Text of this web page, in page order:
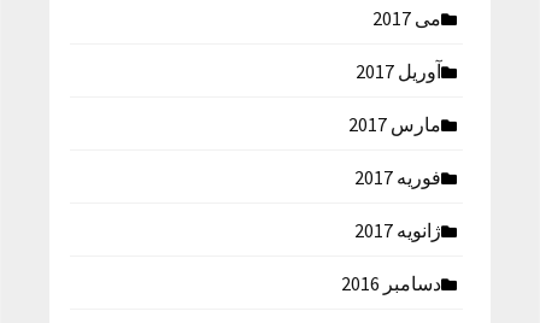
می 2017
آوریل 2017
مارس 2017
فوریه 2017
ژانویه 2017
دسامبر 2016